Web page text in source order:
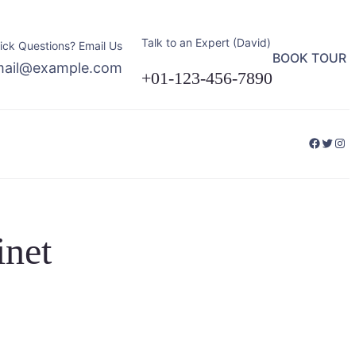
Questions? Email Us Talk to an Expert (David)
+01-123-456-7890
BOOK TOUR